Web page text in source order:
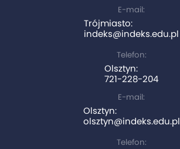
E-mail:
Trójmiasto:
indeks@indeks.edu.pl
Telefon:
Olsztyn:
721-228-204
E-mail:
Olsztyn:
olsztyn@indeks.edu.pl
Telefon: